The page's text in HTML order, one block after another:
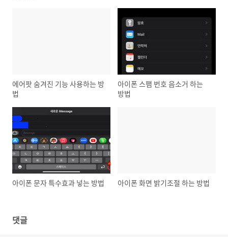
에어팟 숨겨진 기능 사용하는 방
법
아이폰 스팸 번호 음소거 하는
방법
아이폰 문자 특수효과 넣는 방법 아이폰 화면 밝기조절 하는 방법
댓글